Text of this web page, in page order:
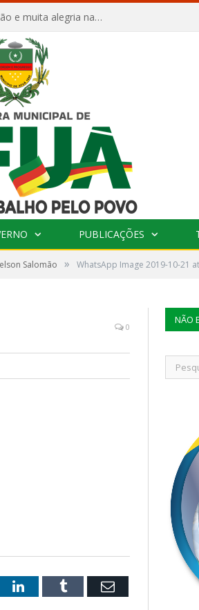
Afuá comemora 136 anos com orgulho, tradição e muita alegria na Quadra Dr. Nelson Salomão
PUBLICAÇÕES
Salomão » WhatsApp Image 2019-10-21
0
LinkedInTumblr Email
NÃO